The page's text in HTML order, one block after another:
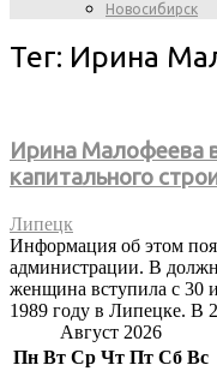
Новосибирск
Тег: Ирина
Ирина Малофеева
капитального
Липецк
Информация об этом
администрации. В
женщина вступила с 30
1989 году в Липецке. В
Август 2026
Пн Вт Ср Чт Пт Сб Вс